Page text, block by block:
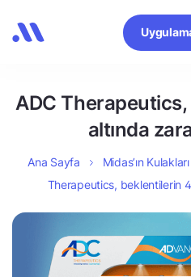
ADC
altında
Ana Sayfa Midas’ın Kulakları
Therapeutics, beklentilerin